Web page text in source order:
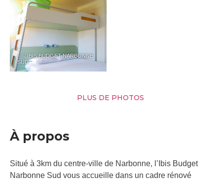
– © IBIS BUDGET NARBONNE
SUD
PLUS DE PHOTOS
À propos
Situé à 3km du centre-ville de Narbonne, l’Ibis Budget
Narbonne Sud vous accueille dans un cadre rénové